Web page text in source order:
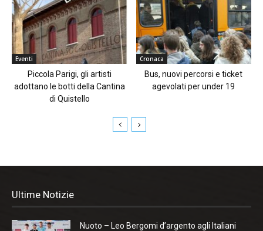
Eventi
Piccola Parigi, gli artisti
adottano le botti della Cantina
di Quistello
Cronaca
Bus, nuovi percorsi e ticket
agevolati per under 19
Ultime Notizie
Nuoto – Leo Bergomi d’argento agli Italiani